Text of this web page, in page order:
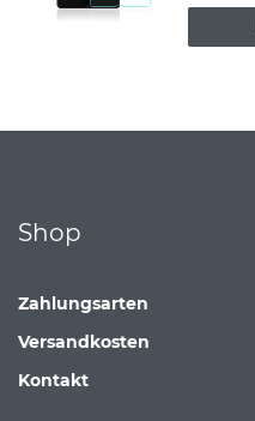
Shop
Zahlungsarten
Versandkosten
Kontakt